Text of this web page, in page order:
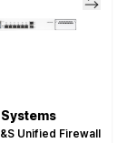
Systems
Unified Firewall